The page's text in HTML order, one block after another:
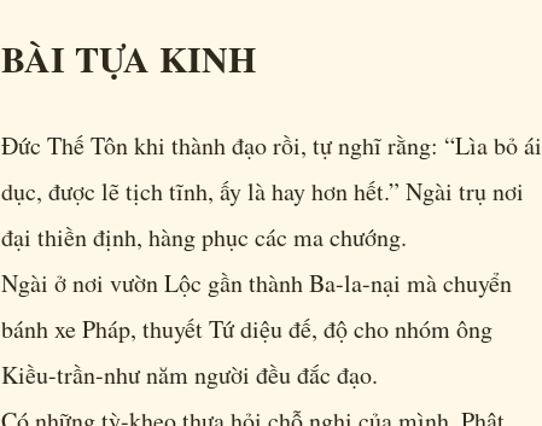
BÀI TỰA KINH
Đức Thế Tôn khi thành đạo rồi, tự nghĩ rằng: “Lìa bỏ ái
dục, được lẽ tịch tĩnh, ấy là hay hơn hết.” Ngài trụ nơi
đại thiền định, hàng phục các ma chướng.
Ngài ở nơi vườn Lộc gần thành Ba-la-nại mà chuyển
bánh xe Pháp, thuyết Tứ diệu đế, độ cho nhóm ông
Kiều-trần-như năm người đều đắc đạo.